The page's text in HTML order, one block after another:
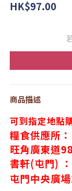
HK$97.00
商品描述
可到指定地點
糧食供應所：
旺角廣東道
書軒(屯門) ：
屯門中央廣場